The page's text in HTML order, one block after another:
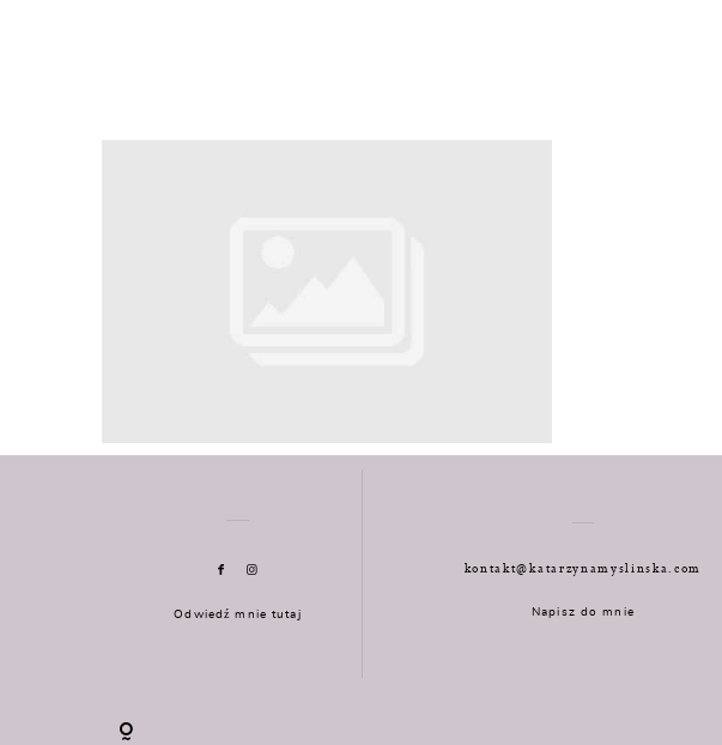
Odwiedź mnie tutaj
kontakt@katarzynamyslinska.com
Napisz do mnie